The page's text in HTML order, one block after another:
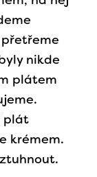
nikde
plátem
plát
krémem.